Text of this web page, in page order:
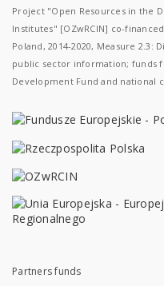
Project "Open Resources in the
Institutes" [OZwRCIN] co-
Poland, 2014-2020, Measure 2.3:
public sector information; funds
Development Fund and national
Partners funds